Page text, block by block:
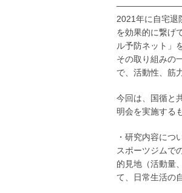
2021年に自宅退
を効果的に繋げ
ル予防ネット」
その取り組みの
で、活動性、筋
今回は、国循と
明会を実施する
・研究内容につ
スポーツジムで
的見地（活動量
て、日常生活の